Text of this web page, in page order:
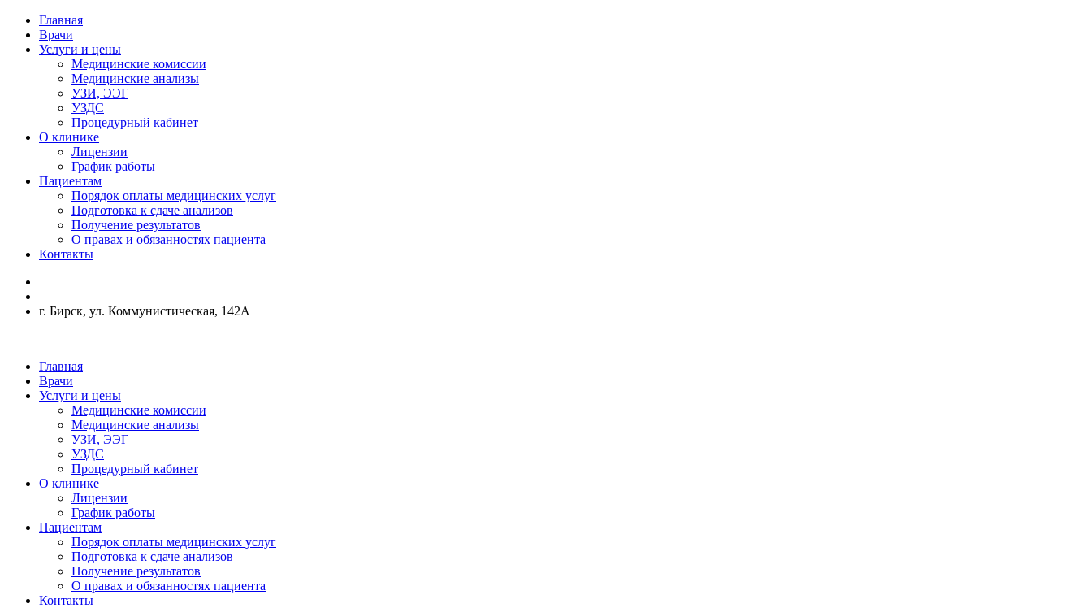
Главная
Врачи
Услуги и цены
Медицинские комиссии
Медицинские анализы
УЗИ, ЭЭГ
УЗДС
Процедурный кабинет
О клинике
Лицензии
График работы
Пациентам
Порядок оплаты медицинских услуг
Подготовка к сдаче анализов
Получение результатов
О правах и обязанностях пациента
Контакты
г. Бирск, ул. Коммунистическая, 142А
Главная
Врачи
Услуги и цены
Медицинские комиссии
Медицинские анализы
УЗИ, ЭЭГ
УЗДС
Процедурный кабинет
О клинике
Лицензии
График работы
Пациентам
Порядок оплаты медицинских услуг
Подготовка к сдаче анализов
Получение результатов
О правах и обязанностях пациента
Контакты